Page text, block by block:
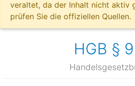
veraltet, da der Inhalt nicht aktiv
prüfen Sie die offiziellen Quellen.
HGB §